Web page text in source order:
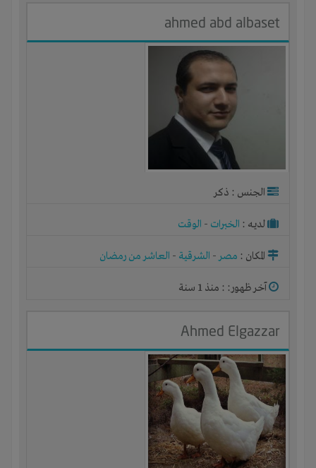
ahmed abd albaset
الجنس : ذكر
لديـه : الخبرات - الوقت
المكان : مصر- الشرقية - العاشر من رمضان
آخر ظهور: : منذ 1 سنة
Ahmed Elgazzar